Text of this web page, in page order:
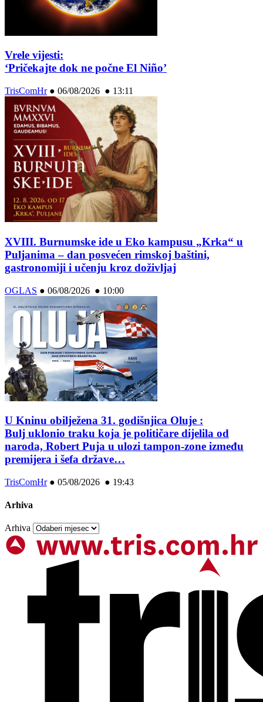
Vrele vijesti:
‘Pričekajte dok ne počne El Niño’
TrisComHr● 06/08/2026 ● 13:11
XVIII. Burnumske ide u Eko kampusu „Krka“ u
Puljanima – dan posvećen rimskoj baštini,
gastronomiji i učenju kroz doživljaj
OGLAS ● 06/08/2026 ● 10:00
U Kninu obilježena 31. godišnjica Oluje :
Bulj uklonio traku koja je političare dijelila od
naroda, Robert Puja u ulozi tampon-zone između
premijera i šefa države…
TrisComHr● 05/08/2026 ● 19:43
Arhiva
Arhiva